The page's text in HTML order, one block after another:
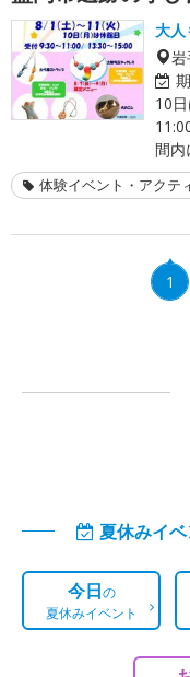
大人
岩
10
間内
体験イベント・アクテ
1
夏休みイ
今日の
夏休みイベント